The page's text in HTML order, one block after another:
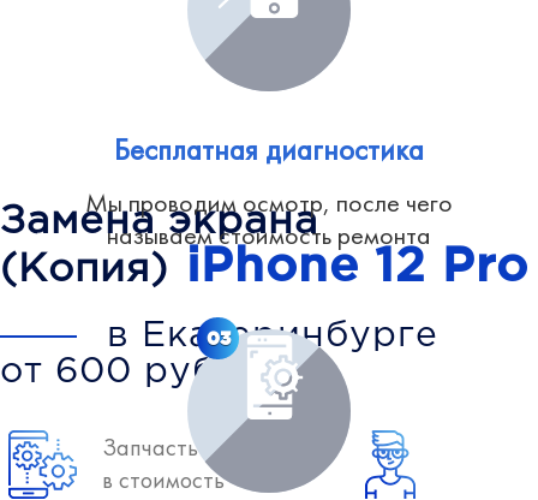
Замена экрана
(Копия)
iPhone 12 Pro
в Екатеринбурге
от 600 рублей
Запчасть включена
в стоимость
Бесплатная диагностика
Мы проводим осмотр, после чего
называем стоимость ремонта
03